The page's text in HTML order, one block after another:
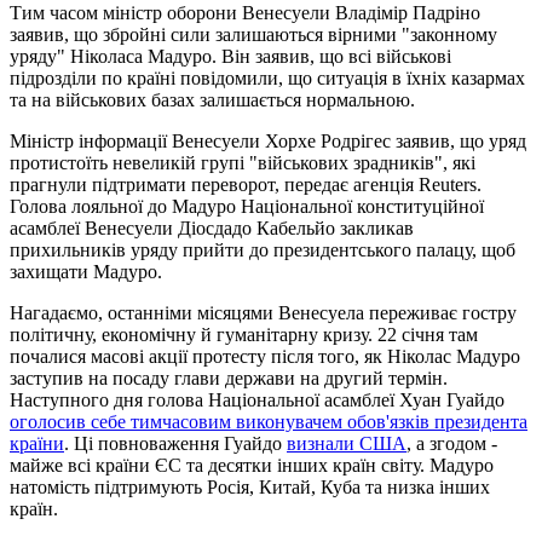
Тим часом міністр оборони Венесуели Владімір Падріно
заявив, що збройні сили залишаються вірними "законному
уряду" Ніколаса Мадуро. Він заявив, що всі військові
підрозділи по країні повідомили, що ситуація в їхніх казармах
та на військових базах залишається нормальною.
Міністр інформації Венесуели Хорхе Родрігес заявив, що уряд
протистоїть невеликій групі "військових зрадників", які
прагнули підтримати переворот, передає агенція Reuters.
Голова лояльної до Мадуро Національної конституційної
асамблеї Венесуели Діосдадо Кабельйо закликав
прихильників уряду прийти до президентського палацу, щоб
захищати Мадуро.
Нагадаємо, останніми місяцями Венесуела переживає гостру
політичну, економічну й гуманітарну кризу. 22 січня там
почалися масові акції протесту після того, як Ніколас Мадуро
заступив на посаду глави держави на другий термін.
Наступного дня голова Національної асамблеї Хуан Гуайдо
оголосив себе тимчасовим виконувачем обов'язків президента
країни. Ці повноваження Гуайдо визнали США, а згодом -
майже всі країни ЄС та десятки інших країн світу. Мадуро
натомість підтримують Росія, Китай, Куба та низка інших
країн.